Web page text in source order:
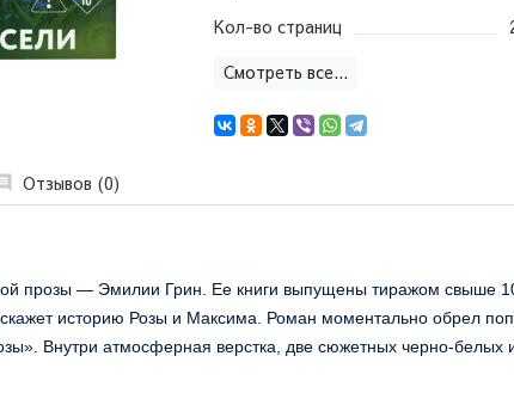
Кол-во страниц
Смотреть все...
Отзывов (0)
прозы — Эмилии Грин. Ее книги выпущены тиражом свыше
историю Розы и Максима. Роман моментально обрел
Внутри атмосферная верстка, две сюжетных черно-белых